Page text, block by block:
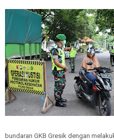
bundaran GKB Gresik dengan